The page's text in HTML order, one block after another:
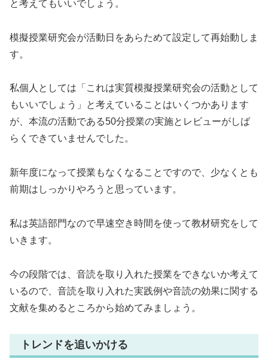
と考えてもいいでしょう。
模擬授業研究会が活動日をあらためて設定して再始動しま
す。
私個人としては「これは実質模擬授業研究会の活動として
もいいでしょう」と考えていることはいくつかあります
が、本流の活動である50分授業の実施とレビューがしば
らくできていませんでした。
新年度になって授業もなくなることですので、少なくとも
前期はしっかりやろうと思っています。
私は英語部門なので早速空き時間を使って教材研究をして
いきます。
今の段階では、音読を取り入れた授業をできないか考えて
いるので、音読を取り入れた実践例や音読の効果に関する
文献を集めるところから始めてみましょう。
トレンドを追いかける